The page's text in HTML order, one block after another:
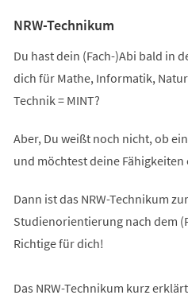
NRW-Technikum
Du hast dein (Fach-)Abi bald in
dich für Mathe, Informatik,
Technik = MINT?
Aber, Du weißt noch nicht, ob
und möchtest deine
Dann ist das NRW-Technikum
Studienorientierung nach dem
Richtige für dich!
Das NRW-Technikum kurz